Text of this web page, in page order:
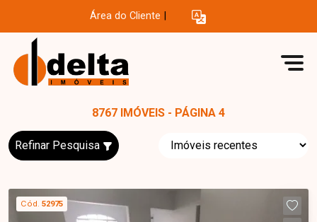
Área do Cliente
8767 IMÓVEIS - PÁGINA 4
Refinar Pesquisa
Cód. 52975